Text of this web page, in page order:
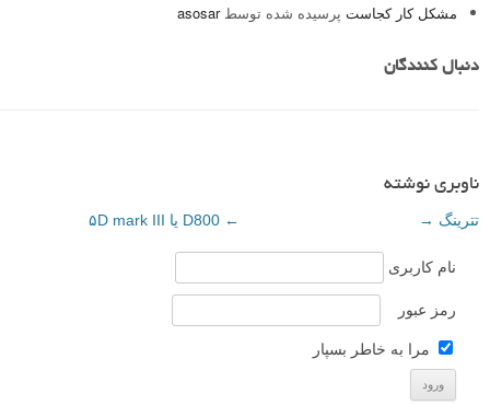
مشکل کار کجاست پرسیده شده توسطasosar
دنبال کنندگان
ناوبری نوشته
← تترینگ →
نام کاربری
رمز عبور
مرا به خاطر بسپار